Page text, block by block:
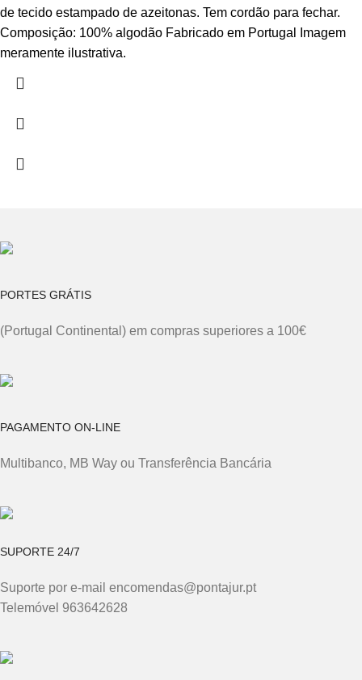
de tecido estampado de azeitonas. Tem cordão para fechar.
Composição: 100% algodão Fabricado em Portugal Imagem
meramente ilustrativa.
PORTES GRÁTIS
(Portugal Continental) em compras superiores a 100€
PAGAMENTO ON-LINE
Multibanco, MB Way ou Transferência Bancária
SUPORTE 24/7
Suporte por e-mail encomendas@pontajur.pt
Telemóvel 963642628